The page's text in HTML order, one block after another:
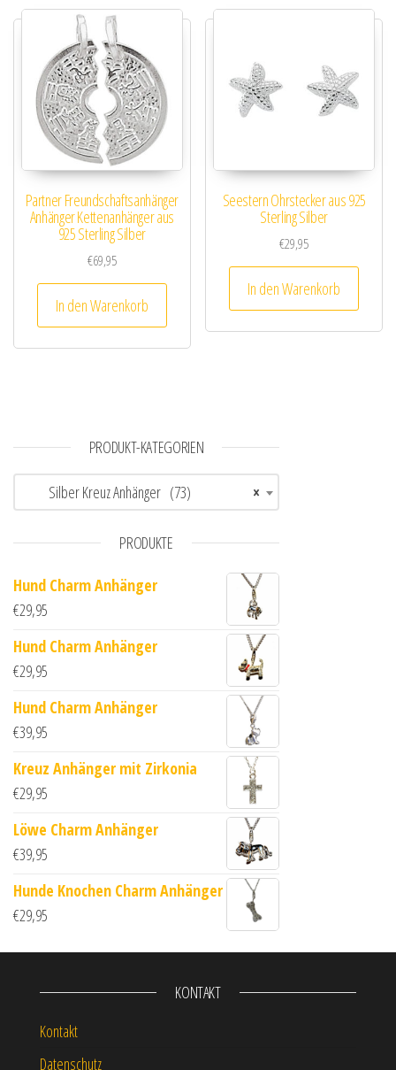
Partner Freundschaftsanhänger
Anhänger Kettenanhänger aus
925 Sterling Silber
€69,95
In den Warenkorb
Seestern Ohrstecker aus 925
Sterling Silber
€29,95
In den Warenkorb
PRODUKT-KATEGORIEN
×
Silber Kreuz Anhänger (73)
PRODUKTE
Hund Charm Anhänger
€29,95
Hund Charm Anhänger
€29,95
Hund Charm Anhänger
€39,95
Kreuz Anhänger mit Zirkonia
€29,95
Löwe Charm Anhänger
€39,95
Hunde Knochen Charm Anhänger
€29,95
KONTAKT
Kontakt
Datenschutz